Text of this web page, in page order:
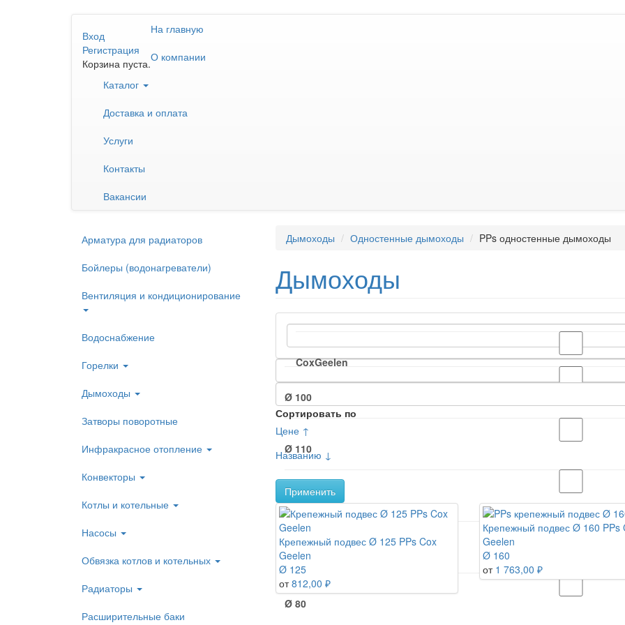
Вход
Регистрация
Корзина пуста.
На главную
О компании
Каталог
Доставка и оплата
Услуги
Контакты
Вакансии
Арматура для радиаторов
Бойлеры (водонагреватели)
Вентиляция и кондиционирование
Водоснабжение
Горелки
Дымоходы
Затворы поворотные
Инфракрасное отопление
Конвекторы
Котлы и котельные
Насосы
Обвязка котлов и котельных
Радиаторы
Расширительные баки
Дымоходы Одностенные дымоходы PPs одностенные дымоходы
Дымоходы
CoxGeelen
Ø 100
Ø 110
Ø 125
Ø 160
Ø 80
Сортировать по
Цене ↑
Названию ↓
Применить
Крепежный подвес Ø 125 PPs Cox
Geelen
Ø 125
от 812,00 ₽
Крепежный подвес Ø 160 PPs
Geelen
Ø 160
от 1 763,00 ₽